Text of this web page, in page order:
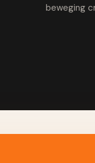
beweging